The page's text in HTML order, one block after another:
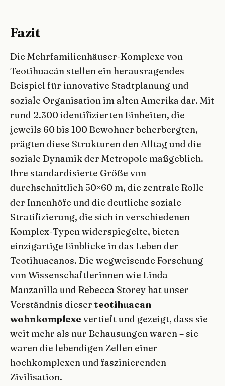
Fazit
Die Mehrfamilienhäuser-Komplexe von
Teotihuacán stellen ein herausragendes
Beispiel für innovative Stadtplanung und
soziale Organisation im alten Amerika dar. Mit
rund 2.300 identifizierten Einheiten, die
jeweils 60 bis 100 Bewohner beherbergten,
prägten diese Strukturen den Alltag und die
soziale Dynamik der Metropole maßgeblich.
Ihre standardisierte Größe von
durchschnittlich 50×60 m, die zentrale Rolle
der Innenhöfe und die deutliche soziale
Stratifizierung, die sich in verschiedenen
Komplex-Typen widerspiegelte, bieten
einzigartige Einblicke in das Leben der
Teotihuacanos. Die wegweisende Forschung
von Wissenschaftlerinnen wie Linda
Manzanilla und Rebecca Storey hat unser
Verständnis dieser teotihuacan
wohnkomplexe vertieft und gezeigt, dass sie
weit mehr als nur Behausungen waren – sie
waren die lebendigen Zellen einer
hochkomplexen und faszinierenden
Zivilisation.